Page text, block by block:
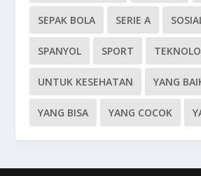
SEPAK BOLA SERIE A
SPANYOL SPORT
UNTUK KESEHATAN YANG
YANG BISA YANG COCOK